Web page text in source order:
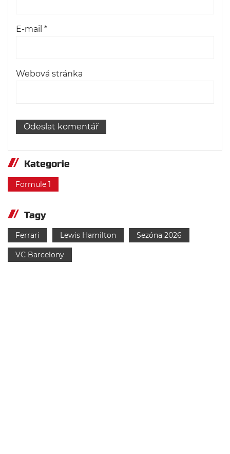
E-mail *
Webová stránka
Kategorie
Formule 1
Tagy
Ferrari Lewis Hamilton Sezóna 2026
VC Barcelony